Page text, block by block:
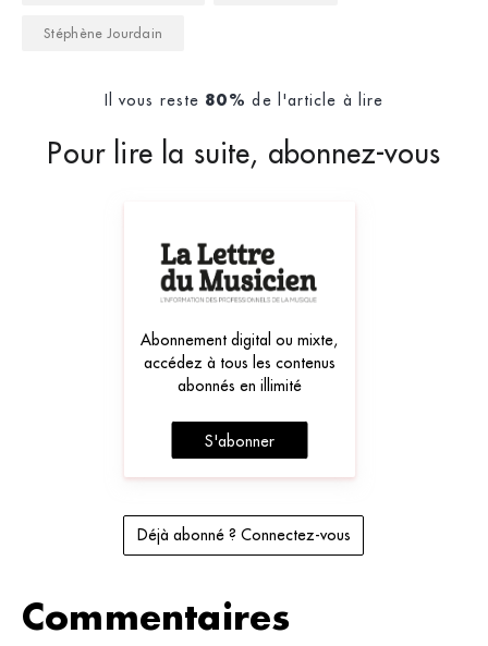
Stéphène Jourdain
Il vous reste 80% de l'article à lire
Pour lire la suite, abonnez-vous
Abonnement digital ou mixte,
accédez à tous les contenus
abonnés en illimité
S'abonner
Déjà abonné ? Connectez-vous
Commentaires